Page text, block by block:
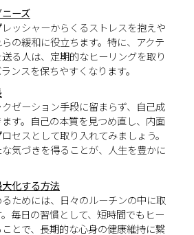
ーズ
ッシャーからくるストレスを抱えや
の緩和に役立ちます。特に、アクテ
る人は、定期的なヒーリングを取り
ンスを保ちやすくなります。
ゼーション手段に留まらず、自己成
す。自己の本質を見つめ直し、内面
セスとして取り入れてみましょう。
気づきを得ることが、人生を豊かに
化する方法
ためには、日々のルーチンの中に取
毎日の習慣として、短時間でもヒー
とで、長期的な心身の健康維持に繋